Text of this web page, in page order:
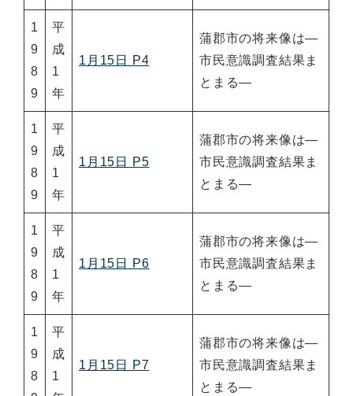
1
9
8
9
平
成
1
年
1月15日 P4
蒲郡市の将来像は―
市民意識調査結果ま
とまる―
1
9
8
9
平
成
1
年
1月15日 P5
蒲郡市の将来像は―
市民意識調査結果ま
とまる―
1
9
8
9
平
成
1
年
1月15日 P6
蒲郡市の将来像は―
市民意識調査結果ま
とまる―
1
9
8
平
成
1
1月15日 P7
蒲郡市の将来像は―
市民意識調査結果ま
とまる―